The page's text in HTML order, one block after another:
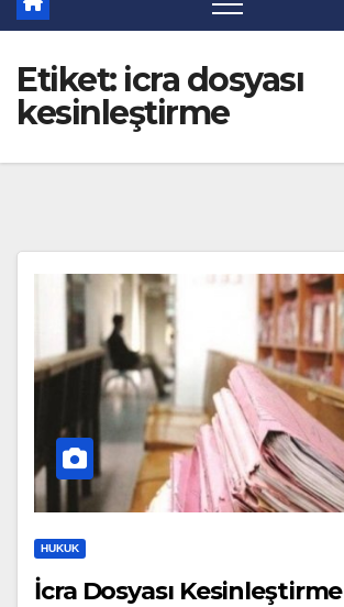
Etiket: icra dosyası
kesinleştirme
HUKUK
İcra Dosyası Kesinleştirme